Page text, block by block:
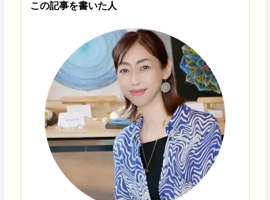
この記事を書いた人